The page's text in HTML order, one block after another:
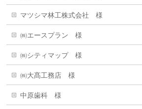
マツシマ林工株式会社 様
㈱エースプラン 様
㈱シティマップ 様
㈱大髙工務店 様
中原歯科 様